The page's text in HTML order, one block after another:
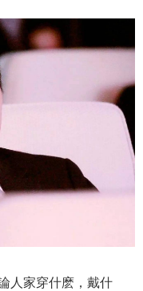
人家穿什麽，戴什